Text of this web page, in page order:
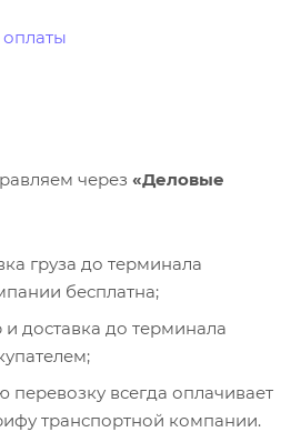
через «Деловые
груза до терминала
бесплатна;
доставка до терминала
всегда оплачивает
транспортной компании.